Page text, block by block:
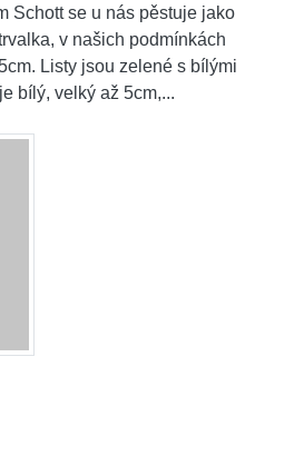
Schott se u nás pěstuje jako
v našich podmínkách
Listy jsou zelené s bílými
bílý, velký až 5cm,...